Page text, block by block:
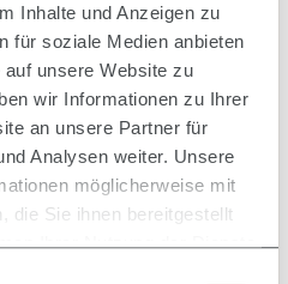
Inhalte und Anzeigen zu
für soziale Medien anbieten
unsere Website zu
wir Informationen zu Ihrer
an unsere Partner für
Analysen weiter. Unsere
möglicherweise mit
die Sie ihnen bereitgestellt
Ihrer Nutzung der Dienste
(76,33 € / 1 Liter)
Preis:
€